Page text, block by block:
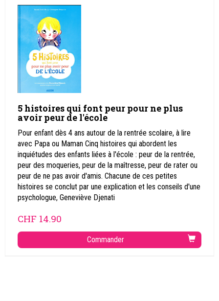
5 histoires qui font peur pour ne plus
avoir peur de l'école
Pour enfant dès 4 ans autour de la rentrée scolaire, à lire
avec Papa ou Maman Cinq histoires qui abordent les
inquiétudes des enfants liées à l'école : peur de la rentrée,
peur des moqueries, peur de la maîtresse, peur de rater ou
peur de ne pas avoir d'amis. Chacune de ces petites
histoires se conclut par une explication et les conseils d'une
psychologue, Geneviève Djenati
CHF 14.90
Commander